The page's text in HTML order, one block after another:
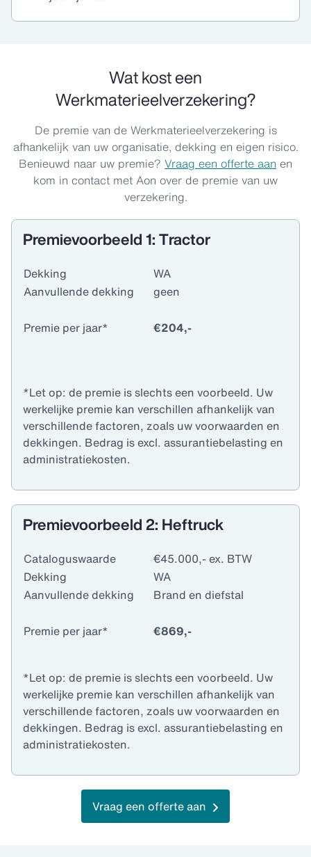
Wat kost een
Werkmaterieelverzekering?
De premie van de Werkmaterieelverzekering is
afhankelijk van uw organisatie, dekking en eigen risico.
Benieuwd naar uw premie? Vraag een offerte aan en
kom in contact met Aon over de premie van uw
verzekering.
Premievoorbeeld 1: Tractor
Dekking
WA
Aanvullende dekking
geen
Premie per jaar* €204,-
*Let op: de premie is slechts een voorbeeld. Uw
werkelijke premie kan verschillen afhankelijk van
verschillende factoren, zoals uw voorwaarden en
dekkingen. Bedrag is excl. assurantiebelasting en
administratiekosten.
Premievoorbeeld 2: Heftruck
Cataloguswaarde
€45.000,- ex. BTW
Dekking
WA
Aanvullende dekking
Brand en diefstal
Premie per jaar* €869,-
*Let op: de premie is slechts een voorbeeld. Uw
werkelijke premie kan verschillen afhankelijk van
verschillende factoren, zoals uw voorwaarden en
dekkingen. Bedrag is excl. assurantiebelasting en
administratiekosten.
Vraag een offerte aan